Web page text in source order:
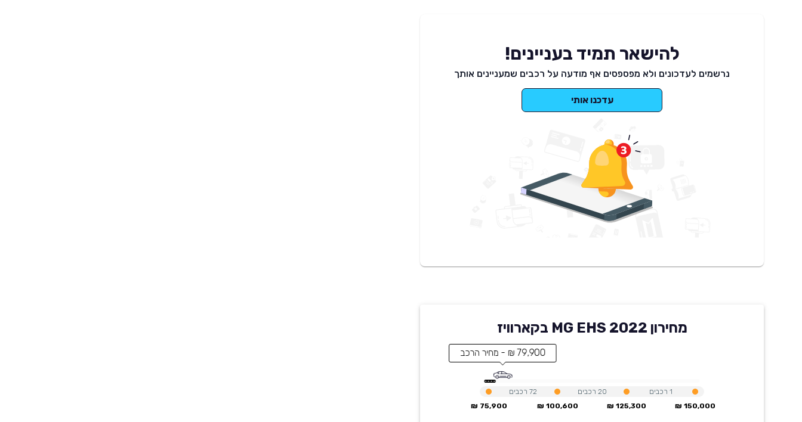
להישאר תמיד בעניינים!
נרשמים לעדכונים ולא מפספסים אף מודעה על רכבים שמעניינים אותך
עדכנו אותי
מחירון MG EHS 2022 בקארוויז
79,900 ₪ - מחיר הרכב
75,900 ₪
72רכבים
100,600 ₪
20 רכבים
125,300 ₪
1 רכבים
150,000 ₪